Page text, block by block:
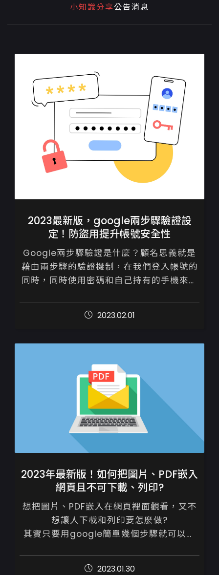
小知識分享公告消息
2023最新版，google兩步驟驗證設
定！防盜用提升帳號安全性
Google兩步驟驗證是什麼？顧名思義就是
藉由兩步驟的驗證機制，在我們登入帳號的
同時，同時使用密碼和自己持有的手機來確
2023.02.01
2023年最新版！如何把圖片、PDF嵌入
網頁且不可下載、列印?
想把圖片、PDF嵌入在網頁裡面觀看，又不
想讓人下載和列印要怎麼做?
其實只要用google簡單幾個步驟就可以做
2023.01.30